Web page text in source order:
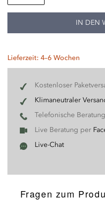
IN DEN
Lieferzeit: 4–6 Wochen
Kostenloser
Klimaneutraler
Telefonische Beratung
Live Beratung per
Live-Chat
Fragen zum